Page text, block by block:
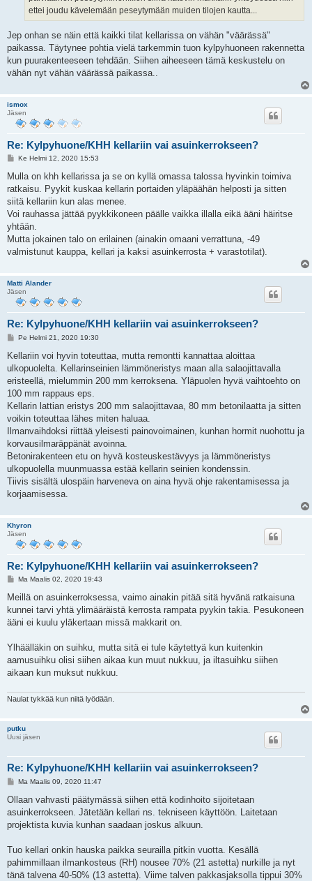
ettei joudu kävelemään peseytymään muiden tilojen kautta...
Jep onhan se näin että kaikki tilat kellarissa on vähän "väärässä"
paikassa. Täytynee pohtia vielä tarkemmin tuon kylpyhuoneen rakennetta
kun puurakenteeseen tehdään. Siihen aiheeseen tämä keskustelu on
vähän nyt vähän väärässä paikassa..
ismox
Jäsen
Re: Kylpyhuone/KHH kellariin vai asuinkerrokseen?
V
e
t
i
Ke Helmi 12, 2020 15:53
Mulla on khh kellarissa ja se on kyllä omassa talossa hyvinkin toimiva
ratkaisu. Pyykit kuskaa kellarin portaiden yläpäähän helposti ja sitten
siitä kellariin kun alas menee.
Voi rauhassa jättää pyykkikoneen päälle vaikka illalla eikä ääni häiritse
yhtään.
Mutta jokainen talo on erilainen (ainakin omaani verrattuna, -49
valmistunut kauppa, kellari ja kaksi asuinkerrosta + varastotilat).
Matti Alander
Jäsen
Re: Kylpyhuone/KHH kellariin vai asuinkerrokseen?
V
e
t
i
Pe Helmi 21, 2020 19:30
Kellariin voi hyvin toteuttaa, mutta remontti kannattaa aloittaa
ulkopuolelta. Kellarinseinien lämmöneristys maan alla salaojittavalla
eristeellä, mielummin 200 mm kerroksena. Yläpuolen hyvä vaihtoehto on
100 mm rappaus eps.
Kellarin lattian eristys 200 mm salaojittavaa, 80 mm betonilaatta ja sitten
voikin toteuttaa lähes miten haluaa.
Ilmanvaihdoksi riittää yleisesti painovoimainen, kunhan hormit nuohottu ja
korvausilmaräppänät avoinna.
Betonirakenteen etu on hyvä kosteuskestävyys ja lämmöneristys
ulkopuolella muunmuassa estää kellarin seinien kondenssin.
Tiivis sisältä ulospäin harveneva on aina hyvä ohje rakentamisessa ja
korjaamisessa.
Khyron
Jäsen
Re: Kylpyhuone/KHH kellariin vai asuinkerrokseen?
V
e
t
i
Ma Maalis 02, 2020 19:43
Meillä on asuinkerroksessa, vaimo ainakin pitää sitä hyvänä ratkaisuna
kunnei tarvi yhtä ylimääräistä kerrosta rampata pyykin takia. Pesukoneen
ääni ei kuulu yläkertaan missä makkarit on.
Ylhäälläkin on suihku, mutta sitä ei tule käytettyä kun kuitenkin
aamusuihku olisi siihen aikaa kun muut nukkuu, ja iltasuihku siihen
aikaan kun muksut nukkuu.
Naulat tykkää kun niitä lyödään.
putku
Uusi jäsen
Re: Kylpyhuone/KHH kellariin vai asuinkerrokseen?
V
e
t
i
Ma Maalis 09, 2020 11:47
Ollaan vahvasti päätymässä siihen että kodinhoito sijoitetaan
asuinkerrokseen. Jätetään kellari ns. tekniseen käyttöön. Laitetaan
projektista kuvia kunhan saadaan joskus alkuun.
Tuo kellari onkin hauska paikka seurailla pitkin vuotta. Kesällä
pahimmillaan ilmankosteus (RH) nousee 70% (21 astetta) nurkille ja nyt
tänä talvena 40-50% (13 astetta). Viime talven pakkasjaksolla tippui 30%